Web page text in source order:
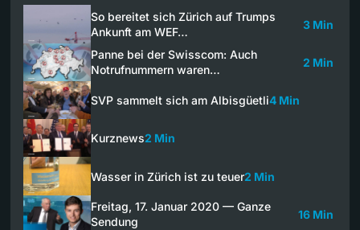
So bereitet sich Zürich auf Trumps
Ankunft am WEF…
3 Min
Panne bei der Swisscom: Auch
Notrufnummern waren…
2 Min
SVP sammelt sich am Albisgüetli4 Min
Kurznews2 Min
Wasser in Zürich ist zu teuer2 Min
Freitag, 17. Januar 2020 — Ganze
Sendung
16 Min